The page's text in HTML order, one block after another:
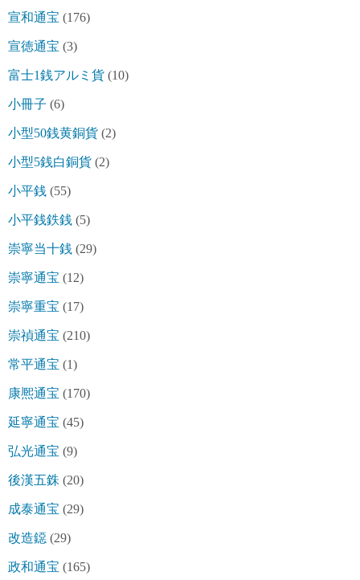
宣和通宝 (176)
宣徳通宝 (3)
富士1銭アルミ貨 (10)
小冊子 (6)
小型50銭黄銅貨 (2)
小型5銭白銅貨 (2)
小平銭 (55)
小平銭鉄銭 (5)
崇寧当十銭 (29)
崇寧通宝 (12)
崇寧重宝 (17)
崇禎通宝 (210)
常平通宝 (1)
康熈通宝 (170)
延寧通宝 (45)
弘光通宝 (9)
後漢五銖 (20)
成泰通宝 (29)
改造鐚 (29)
政和通宝 (165)